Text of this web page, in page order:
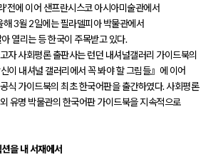
'전에 이어 샌프란시스코 아시아미술관에서
3월 2일에는 필라델피아 박물관에서
열리는 등 한국이 주목받고 있다.
자 사회평론 출판사는 런던 내셔널갤러리 가이드북의
이 내셔널 갤러리에서 꼭 봐야 할 그림들』에 이어
식 가이드북의 최초 한국어판을 출간하였다. 사회평론
유명 박물관의 한국어판 가이드북을 지속적으로
을 내 서재에서